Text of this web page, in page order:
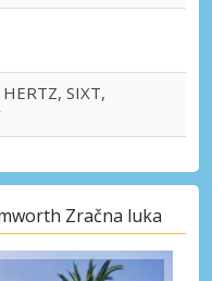
SIXT,
Zračna luka